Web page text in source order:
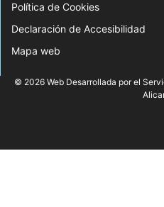
Política de Cookies
Declaración de Accesibilidad
Mapa web
© 2026 Web Desarrollada por el